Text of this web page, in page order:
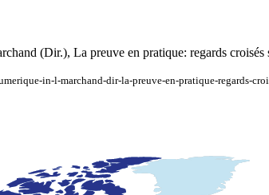
(Dir.), La preuve en pratique: regards
in-l-marchand-dir-la-preuve-en-pratique-regards-